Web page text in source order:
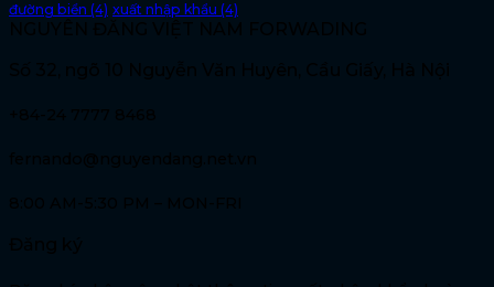
đường biển (4) xuất nhập khẩu (4)